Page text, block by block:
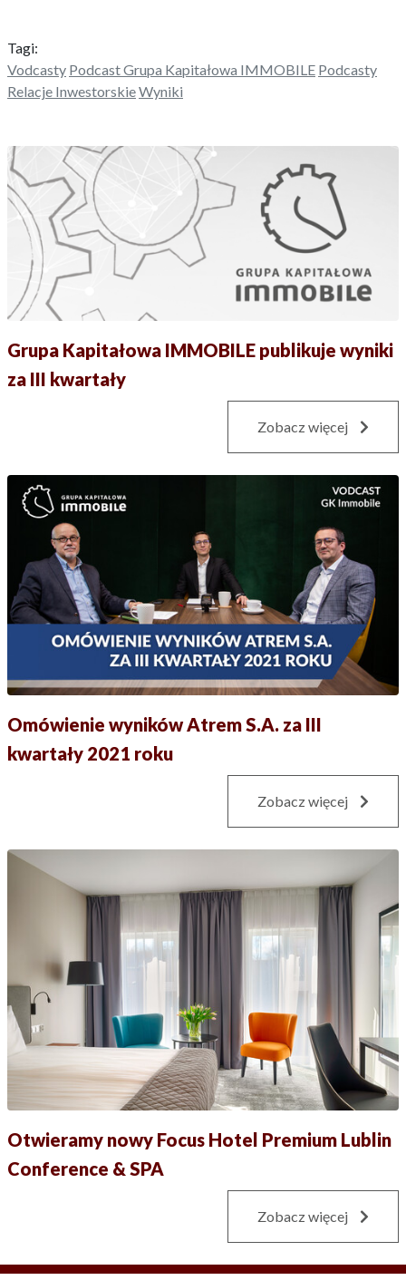
Tagi:
Vodcasty Podcast Grupa Kapitałowa IMMOBILE Podcasty
Relacje InwestorskieWyniki
Grupa Kapitałowa IMMOBILE publikuje wyniki
za III kwartały
Zobacz więcej
Omówienie wyników Atrem S.A. za III
kwartały 2021 roku
Zobacz więcej
Otwieramy nowy Focus Hotel Premium Lublin
Conference & SPA
Zobacz więcej